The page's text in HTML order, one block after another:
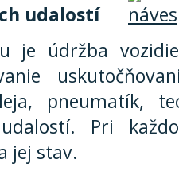
udalostí
je údržba
pneumatík,
Pri
jej stav.